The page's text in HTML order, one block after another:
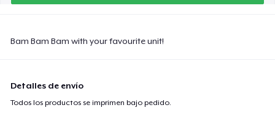
Bam Bam Bam with your favourite unit!
Detalles de envío
Todos los productos se imprimen bajo pedido.